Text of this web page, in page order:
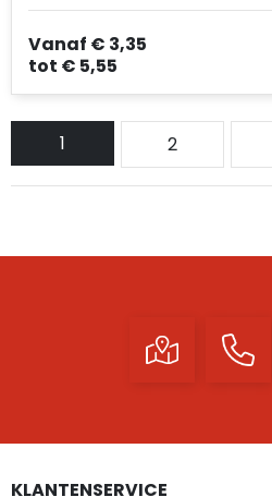
Vanaf € 3,35
tot € 5,55
1 2
KLANTENSERVICE